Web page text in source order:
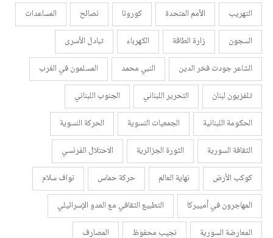
التهريب
الأمم المتحدة كورونا نصائح
المساعدات
السجون
زارة الطاقة الكهرباء
تبادل الأسرى
الشاعر جودت فخر الدين
النبي محمد
المسلمون في الغرب
تلفزيون لبنان
التحرير اللبناني
الجنوب اللبناني
الحكومة اللبنانية
الجمعيات النسوية
الحركة النسوية
الثقافة السورية
الثورة الجزائرية
الاحتلال الفرنسي
كوكب الأرض
نهاية العالم حركة حماس
نواف سلام
المهاجرون في أمييركا
التطبيع الثقافي مع العدو الإسرائيلي
المعارضة السورية
نجيب محفوظ المصارف